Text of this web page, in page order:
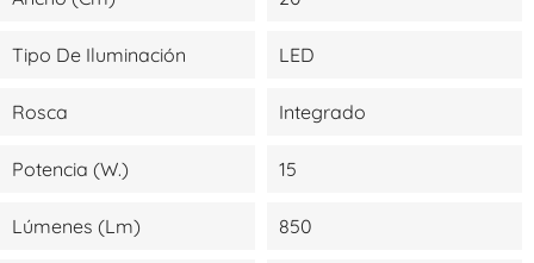
Tipo De Iluminación LED
Rosca Integrado
Potencia (W.) 15
Lúmenes (lm) 850